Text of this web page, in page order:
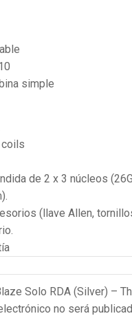
simple
coils
de 2 x 3 núcleos
(llave Allen,
Solo RDA (Silver) –
no será